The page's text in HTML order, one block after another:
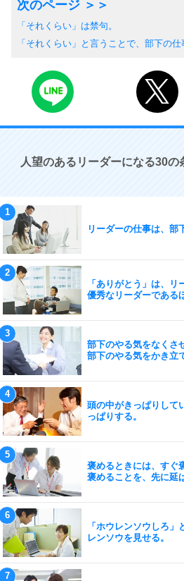
「それくらい」は禁句。
「それくらい」と言うことで、部下の
人望のあるリーダーになる30の
リーダーの仕事は、部
「ありがとう」は、リ
優秀なリーダーである
部下のやる気をなくさ
部下のやる気をかき立
頭の中がきっぱりして
っぱりする。
褒めるときには、すぐ
褒めることを、先に延
「ホウレンソウしろ
レンソウを見せる。